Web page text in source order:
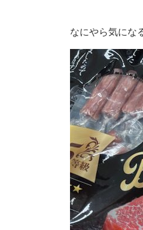
なにやら気にな